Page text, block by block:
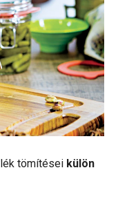
tömítései külön